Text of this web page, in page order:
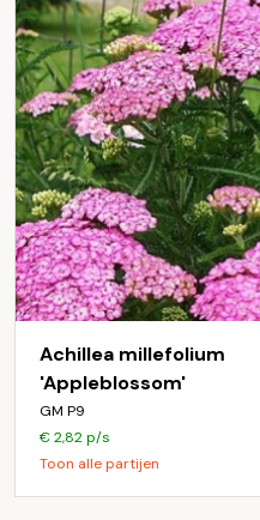
Achillea millefolium
'Appleblossom'
GM P9
€ 2,82 p/s
Toon alle partijen